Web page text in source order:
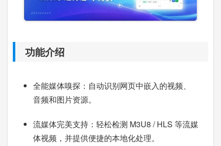
功能介绍
全能媒体嗅探：自动识别网页中嵌入的视频、
音频和图片资源。
流媒体完美支持：轻松检测 M3U8 / HLS 等流媒
体视频，并提供便捷的本地化处理。